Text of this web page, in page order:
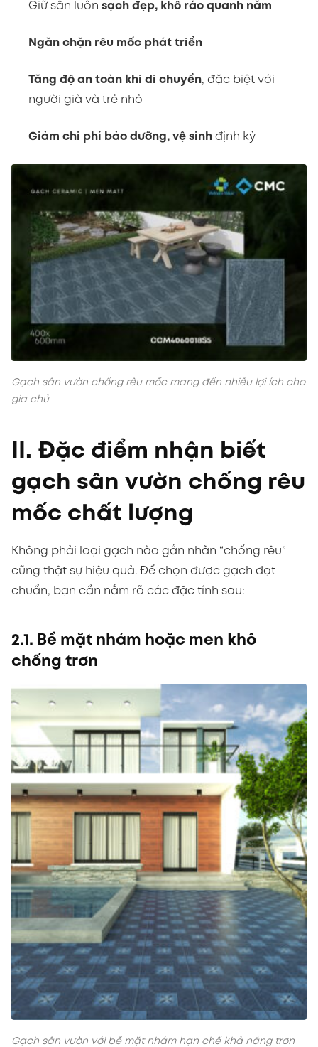
Giữ sân luôn sạch đẹp, khô ráo quanh năm
Ngăn chặn rêu mốc phát triển
Tăng độ an toàn khi di chuyển, đặc biệt với
người già và trẻ nhỏ
Giảm chi phí bảo dưỡng, vệ sinh định kỳ
Gạch sân vườn chống rêu mốc mang đến nhiều lợi ích cho
gia chủ
II. Đặc điểm nhận biết
gạch sân vườn chống rêu
mốc chất lượng
Không phải loại gạch nào gắn nhãn “chống rêu”
cũng thật sự hiệu quả. Để chọn được gạch đạt
chuẩn, bạn cần nắm rõ các đặc tính sau:
2.1. Bề mặt nhám hoặc men khô
chống trơn
Gạch sân vườn với bề mặt nhám hạn chế khả năng trơn